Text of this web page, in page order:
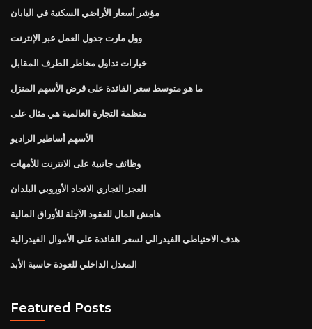
مؤشر أسعار الأراضي السكنية في اليابان
وول مارت جدول العمل عبر الإنترنت
خيارات تداول مخاطر الطرف المقابل
ما هو متوسط ​​سعر الفائدة على قرض الأسهم المنزل
منظمة التجارة العالمية هي مثال على
الأسهم أساطير الراديو
وظائف جانبية على الانترنت للأمهات
العجز التجاري الاتحاد الأوروبي البلدان
هامش المال للعقود الآجلة للأوراق المالية
هدف الاحتياطي الفيدرالي لسعر الفائدة على الأموال الفيدرالية
المعدل الداخلي للعودة حاسبة الأبد
Featured Posts